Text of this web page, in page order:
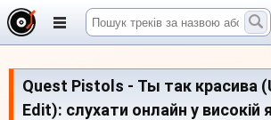
Quest Pistols - Ты так красива
Edit): слухати онлайн у високій